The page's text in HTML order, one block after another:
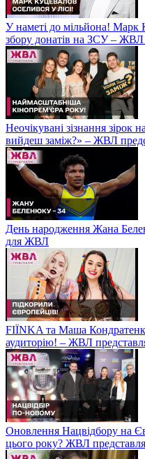
У наметі до мільйона! Марк
збору донатів на ЗСУ – ЖВЛ
Неочікувані зізнання зірок
вийдеш заміж?» – ЖВЛ
День народження Жана
для ЖВЛ
FIЇNKA та Маша
аудиторію! – ЖВЛ
Оновлення Нацвідбору на
цього року? ЖВЛ